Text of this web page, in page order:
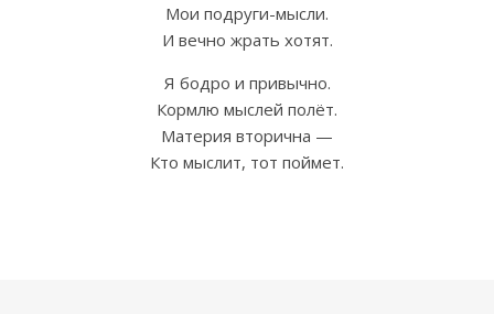
Мои подруги-мысли.
И вечно жрать хотят.
Я бодро и привычно.
Кормлю мыслей полёт.
Материя вторична —
Кто мыслит, тот поймет.